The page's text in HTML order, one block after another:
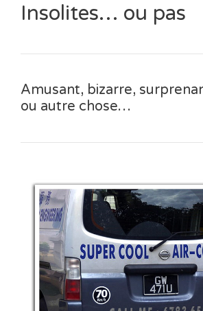
Insolites… ou pas
Amusant, bizarre,
ou autre chose…